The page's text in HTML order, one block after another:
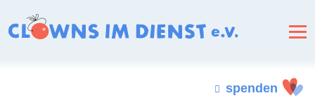
spenden